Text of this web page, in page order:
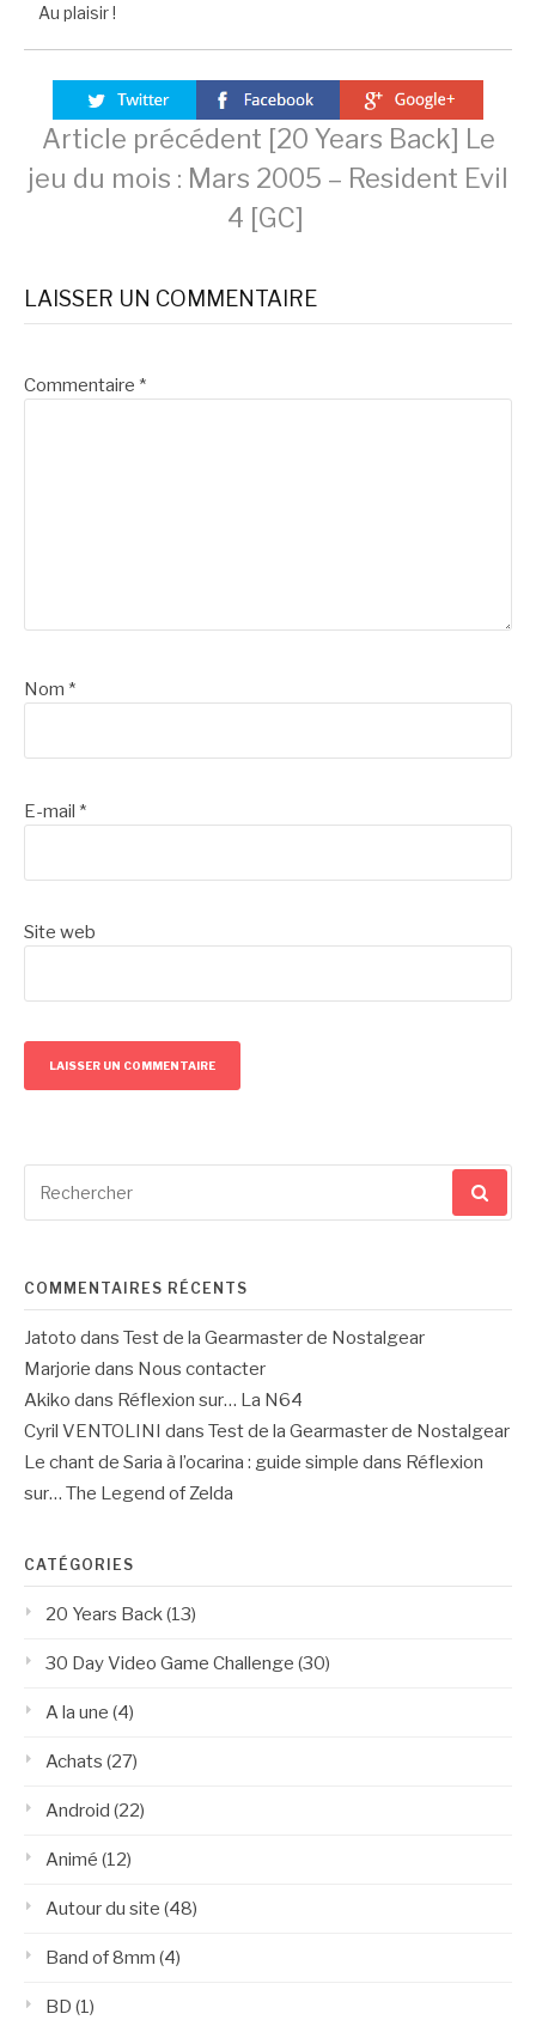
Au plaisir !
Lire
suite
Article précédent [20 Years Back] Le
jeu du mois : Mars 2005 – Resident Evil
4 [GC]
LAISSER UN COMMENTAIRE
Commentaire *
Nom *
E-mail *
Site web
pour
COMMENTAIRES RÉCENTS
Jatoto dans Test de la Gearmaster de Nostalgear
Marjorie dans Nous contacter
Akiko dans Réflexion sur… La N64
Cyril VENTOLINI
dans Test de la Gearmaster de Nostalgear
Le chant de Saria à l’ocarina : guide simple dans Réflexion
sur… The Legend of Zelda
CATÉGORIES
20 Years Back(13)
30 Day Video Game Challenge (30)
A la une (4)
Achats (27)
Android (22)
Animé (12)
Autour du site (48)
Band of 8mm (4)
BD (1)